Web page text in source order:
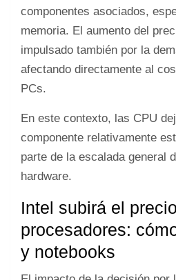
componentes asociados,
memoria. El aumento del
impulsado también por la
afectando directamente al
PCs.
En este contexto, las CPU
componente relativamente
parte de la escalada general
hardware.
Intel subirá el
procesadores:
y notebooks